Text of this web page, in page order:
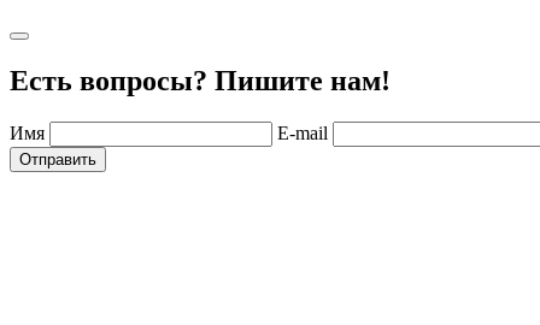
Есть вопросы? Пишите нам!
Имя E-mail